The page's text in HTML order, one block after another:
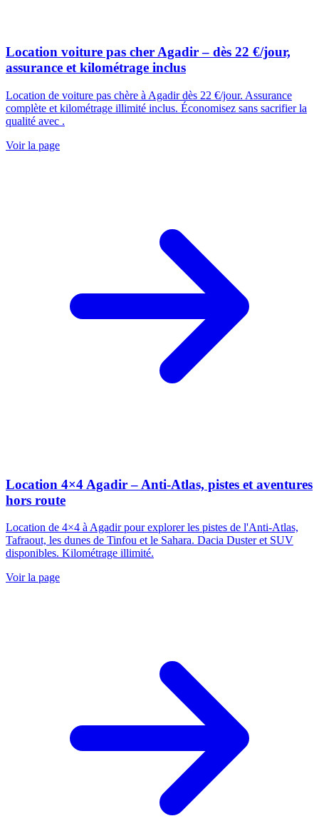
Location voiture pas cher Agadir – dès 22 €/jour,
assurance et kilométrage inclus
Location de voiture pas chère à Agadir dès 22 €/jour. Assurance
complète et kilométrage illimité inclus. Économisez sans sacrifier la
qualité avec .
Voir la page
Location 4×4 Agadir – Anti-Atlas, pistes et aventures
hors route
Location de 4×4 à Agadir pour explorer les pistes de l'Anti-Atlas,
Tafraout, les dunes de Tinfou et le Sahara. Dacia Duster et SUV
disponibles. Kilométrage illimité.
Voir la page